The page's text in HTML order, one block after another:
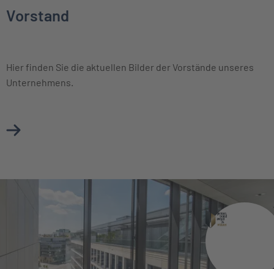
Vorstand
Hier finden Sie die aktuellen Bilder der Vorstände unseres
Unternehmens.
Mehr über Vorstand erfahren